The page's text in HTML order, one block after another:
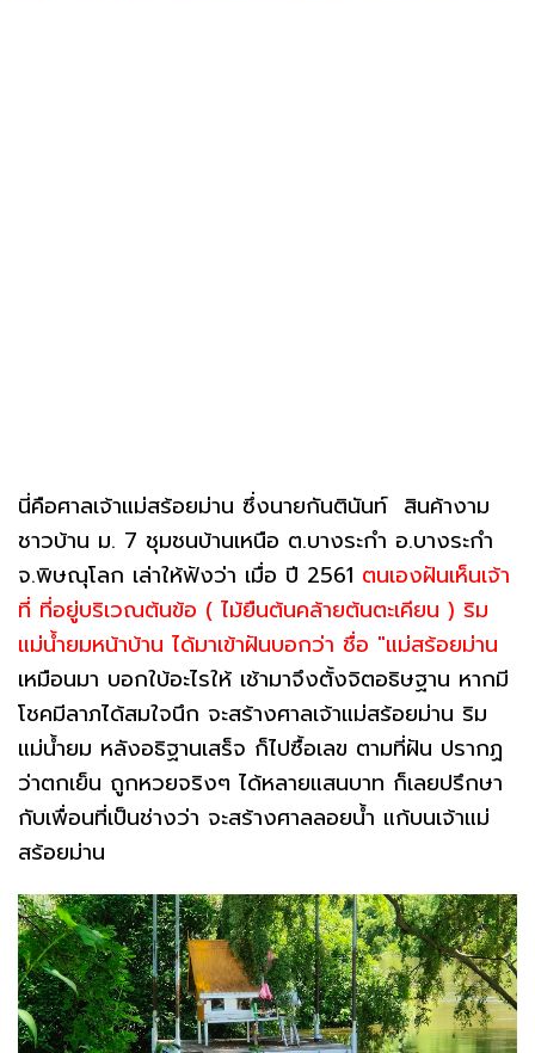
นี่คือศาลเจ้าแม่สร้อยม่าน ซึ่งนายกันตินันท์ สินค้างาม
ชาวบ้าน ม. 7 ชุมชนบ้านเหนือ ต.บางระกำ อ.บางระกำ
จ.พิษณุโลก เล่าให้ฟังว่า เมื่อ ปี 2561 ตนเองฝันเห็นเจ้า
ที่ ที่อยู่บริเวณต้นข้อ ( ไม้ยืนต้นคล้ายต้นตะเคียน ) ริม
แม่น้ำยมหน้าบ้าน ได้มาเข้าฝันบอกว่า ชื่อ "แม่สร้อยม่าน
เหมือนมา บอกใบ้อะไรให้ เช้ามาจึงตั้งจิตอธิษฐาน หากมี
โชคมีลาภได้สมใจนึก จะสร้างศาลเจ้าแม่สร้อยม่าน ริม
แม่น้ำยม หลังอธิฐานเสร็จ ก็ไปซื้อเลข ตามที่ฝัน ปรากฏ
ว่าตกเย็น ถูกหวยจริงๆ ได้หลายแสนบาท ก็เลยปรึกษา
กับเพื่อนที่เป็นช่างว่า จะสร้างศาลลอยน้ำ แก้บนเจ้าแม่
สร้อยม่าน